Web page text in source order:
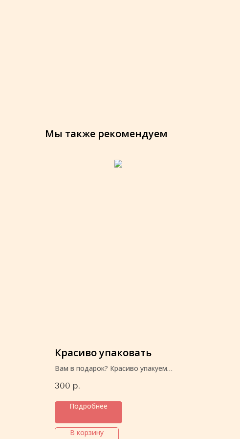
Мы также рекомендуем
Красиво упаковать
Вам в подарок? Красиво упакуем
300 р.
Подробнее
В корзину